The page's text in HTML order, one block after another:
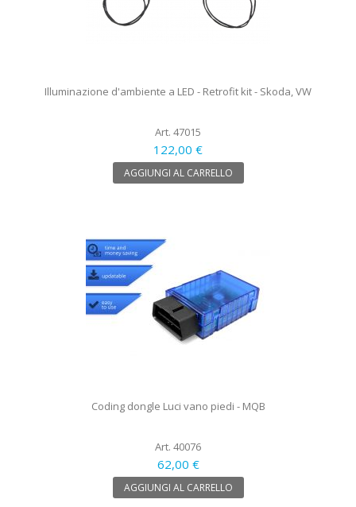
Illuminazione d'ambiente a LED - Retrofit kit - Skoda, VW
Art. 47015
122,00 €
AGGIUNGI AL CARRELLO
Coding dongle Luci vano piedi - MQB
Art. 40076
62,00 €
AGGIUNGI AL CARRELLO